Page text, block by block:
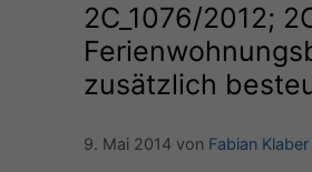
2C_1076/2012;
zusätzlich
9. Mai 2014 von Fabian Klaber